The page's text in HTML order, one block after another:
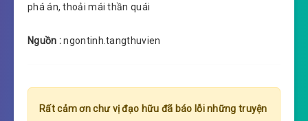
phá án, thoải mái thần quái
Nguồn :ngontinh.tangthuvien
Rất cảm ơn chư vị đạo hữu đã báo lỗi những truyện